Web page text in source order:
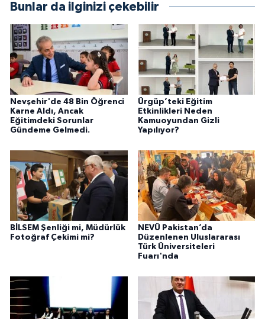
Bunlar da ilginizi çekebilir
Nevşehir'de 48 Bin Öğrenci
Karne Aldı, Ancak
Eğitimdeki Sorunlar
Gündeme Gelmedi.
Ürgüp’teki Eğitim
Etkinlikleri Neden
Kamuoyundan Gizli
Yapılıyor?
BİLSEM Şenliği mi, Müdürlük
Fotoğraf Çekimi mi?
NEVÜ Pakistan’da
Düzenlenen Uluslararası
Türk Üniversiteleri
Fuarı'nda